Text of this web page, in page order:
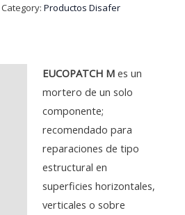
Category: Productos Disafer
EUCOPATCH Mes un
mortero de un solo
componente;
recomendado para
reparaciones de tipo
estructural en
superficies horizontales,
verticales o sobre